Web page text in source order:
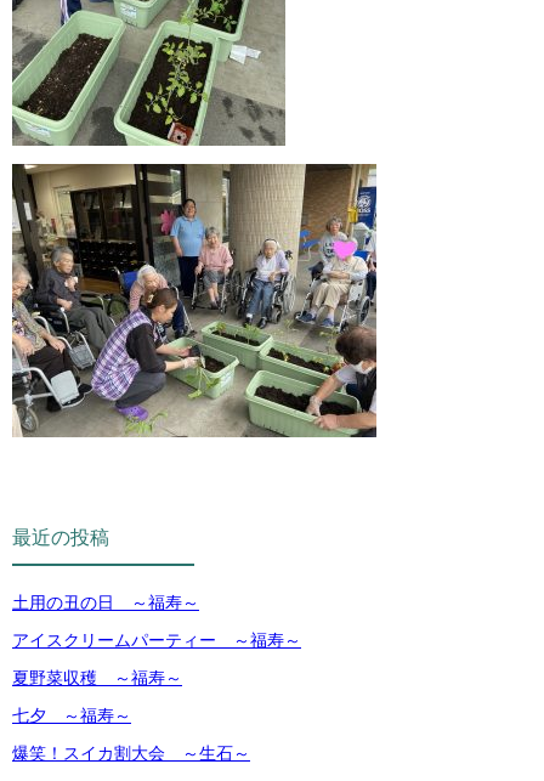
最近の投稿
土用の丑の日 ～福寿～
アイスクリームパーティー ～福寿～
夏野菜収穫 ～福寿～
七夕 ～福寿～
爆笑！スイカ割大会 ～生石～